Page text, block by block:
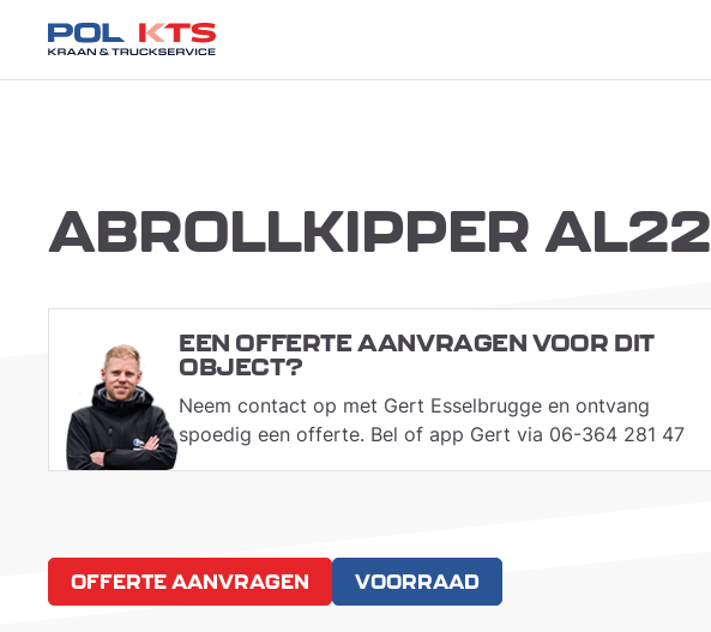
ABROLLKIPPER AL22
EEN OFFERTE AANVRAGEN VOOR DIT
OBJECT?
Neem contact op met Gert Esselbrugge en ontvang
spoedig een offerte. Bel of app Gert via 06-364 281 47
OFFERTE AANVRAGEN VOORRAAD